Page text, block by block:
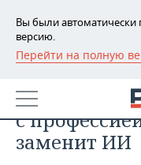
Вы были
версию.
Перейти на полную
РЕГИОНЫ
БАШКОРТОСТАН
ТАТАРСТАН
НОВОСТИ
АНАЛИТИКА
СМУ-88
с
заменит ИИ